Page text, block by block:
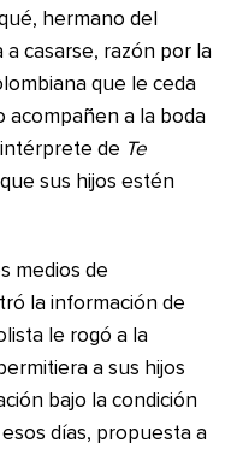
hermano del
casarse, razón por la
que le ceda
acompañen a la boda
de Te
sus hijos estén
medios de
la información de
le rogó a la
a sus hijos
bajo la condición
días, propuesta a